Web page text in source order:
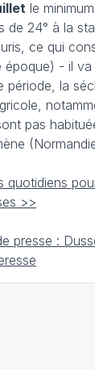
le
de 24° à la
ce qui
époque) - il
période, la
pas
quotidiens
>>
presse :